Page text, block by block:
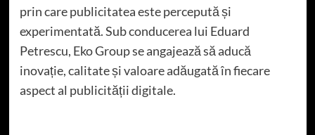
prin care publicitatea este percepută și
experimentată. Sub conducerea lui Eduard
Petrescu, Eko Group se angajează să aducă
inovație, calitate și valoare adăugată în fiecare
aspect al publicității digitale.